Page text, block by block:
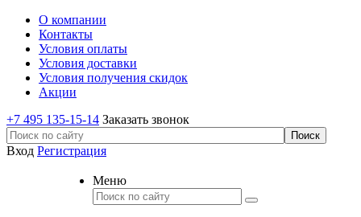
О компании
Контакты
Условия оплаты
Условия доставки
Условия получения скидок
Акции
+7 495 135-15-14 Заказать звонок
Вход Регистрация
Меню